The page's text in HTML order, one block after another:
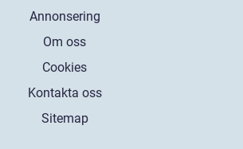
Annonsering
Om oss
Cookies
Kontakta oss
Sitemap